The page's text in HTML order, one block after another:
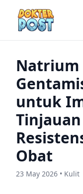
Natrium
untuk
Obat
23 May 2026 • Kulit